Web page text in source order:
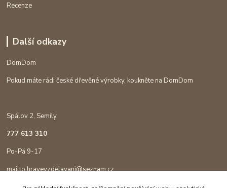
Recenze
Další odkazy
DomDom
Pokud máte rádi české dřevěné výrobky, koukněte na DomDom
Spálov 2, Semily
777 613 310
Po-Pá 9-17
mailto:hravevzdelavani@seznam.cz